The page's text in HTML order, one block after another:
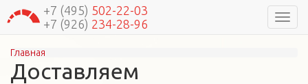
+7 (495) 502-22-03
+7 (926) 234-28-96
Вы здесь
Главная
Доставляем